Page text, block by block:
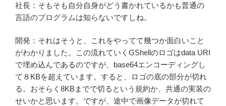
社長：そもそも自分自身がどう書かれているかも普通の
言語のプログラムは知らないですしね。
開発：それはそうと、これをやってて幾つか面白いこと
がわかりました。この流れていくGShellのロゴはdata URI
で埋め込んであるのですが、base64エンコーディングし
て８KBを超えています。すると、ロゴの底の部分が切れ
る。おそらく8KBまでで切るという規約か、共通の実装の
せいかと思います。ですが、途中で画像データが切れて